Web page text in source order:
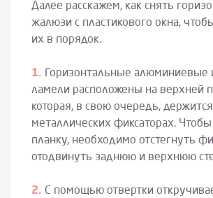
Далее расскажем, как снять
жалюзи с пластикового окна,
их в порядок.
Горизонтальные алюминиевые
ламели расположены на верхней
которая, в свою очередь,
металлических фиксаторах. Чтобы
планку, необходимо отстегнуть
отодвинуть заднюю и верхнюю
С помощью отвертки